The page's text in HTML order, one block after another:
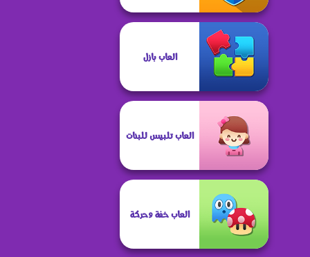
العاب بازل
العاب تلبيس للبنات
العاب خفة وحركة